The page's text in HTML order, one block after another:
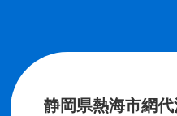
静岡県熱海市網